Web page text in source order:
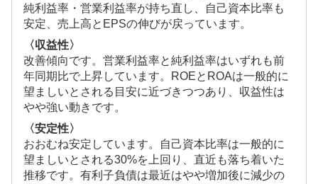
純利益率・営業利益率が持ち直し、自己資本比率も
安定、売上高とEPSの伸びが戻っています。
〈収益性〉
改善傾向です。営業利益率と純利益率はいずれも前
年同期比で上昇しています。ROEとROAは一般的に
望ましいとされる目安に近づきつつあり、収益性は
やや強い動きです。
〈安定性〉
おおむね安定しています。自己資本比率は一般的に
望ましいとされる30%を上回り、直近も落ち着いた
推移です。有利子負債は最近はやや増加後に減少の